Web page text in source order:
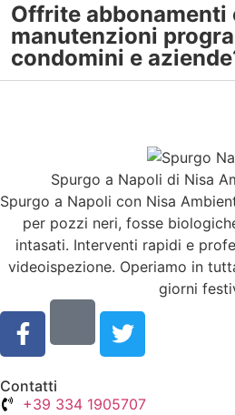
Offrite abbonamenti
manutenzioni
condomini e
Spurgo a Napoli di Nisa
Spurgo a Napoli con Nisa
per pozzi neri, fosse
intasati. Interventi rapidi e
videoispezione. Operiamo in
giorni
Contatti
+39 334 1905707